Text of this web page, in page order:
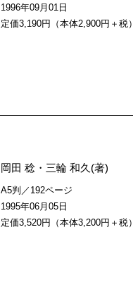
1996年09月01日
定価3,190円（本体2,900円＋税）
岡田 稔 ・ 三輪 和久 (著)
A5判／192ページ
1995年06月05日
定価3,520円（本体3,200円＋税）